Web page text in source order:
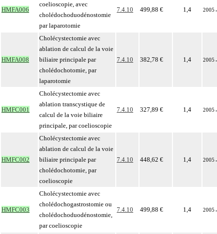
HMFA006
coelioscopie, avec
cholédochoduodénostomie
par laparotomie
7.4.10 499,88 € 1,4 2005
HMFA008
Cholécystectomie avec
ablation de calcul de la voie
biliaire principale par
cholédochotomie, par
laparotomie
7.4.10 382,78 € 1,4 2005
HMFC001
Cholécystectomie avec
ablation transcystique de
calcul de la voie biliaire
principale, par coelioscopie
7.4.10 327,89 € 1,4 2005
HMFC002
Cholécystectomie avec
ablation de calcul de la voie
biliaire principale par
cholédochotomie, par
coelioscopie
7.4.10 448,62 € 1,4 2005
HMFC003
Cholécystectomie avec
cholédochogastrostomie ou
cholédochoduodénostomie,
par coelioscopie
7.4.10 499,88 € 1,4 2005